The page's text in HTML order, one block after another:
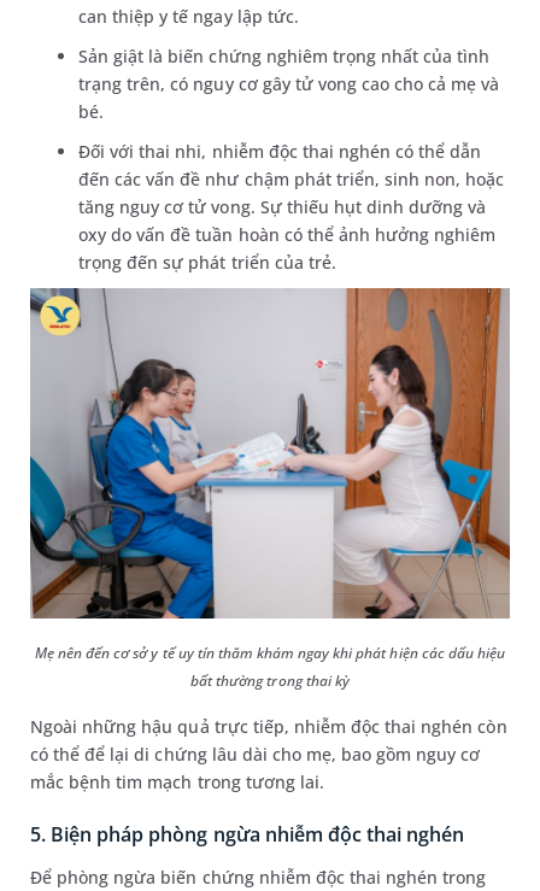
can thiệp y tế ngay lập tức.
Sản giật là biến chứng nghiêm trọng nhất của tình
trạng trên, có nguy cơ gây tử vong cao cho cả mẹ và
bé.
Đối với thai nhi, nhiễm độc thai nghén có thể dẫn
đến các vấn đề như chậm phát triển, sinh non, hoặc
tăng nguy cơ tử vong. Sự thiếu hụt dinh dưỡng và
oxy do vấn đề tuần hoàn có thể ảnh hưởng nghiêm
trọng đến sự phát triển của trẻ.
Mẹ nên đến cơ sở y tế uy tín thăm khám ngay khi phát hiện các dấu hiệu
bất thường trong thai kỳ
Ngoài những hậu quả trực tiếp, nhiễm độc thai nghén còn
có thể để lại di chứng lâu dài cho mẹ, bao gồm nguy cơ
mắc bệnh tim mạch trong tương lai.
5. Biện pháp phòng ngừa nhiễm độc thai nghén
Để phòng ngừa biến chứng nhiễm độc thai nghén trong